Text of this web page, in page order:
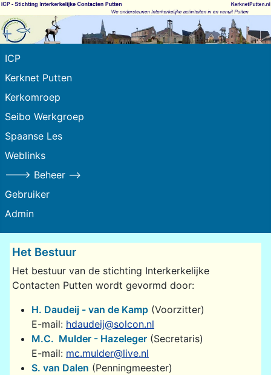
ICP
Kerknet Putten
Kerkomroep
Seibo Werkgroep
Spaanse Les
Weblinks
---> Beheer -->
Gebruiker
Admin
Het Bestuur
Het bestuur van de stichting Interkerkelijke
Contacten Putten wordt gevormd door:
H. Daudeij - van de Kamp (Voorzitter)
E-mail: hdaudeij@solcon.nl
M.C. Mulder - Hazeleger (Secretaris)
E-mail: mc.mulder@live.nl
S. van Dalen (Penningmeester)